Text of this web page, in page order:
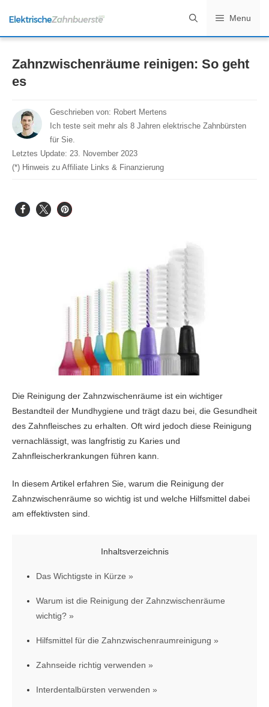
Inhalt
springen
Menu
Zahnzwischenräume reinigen: So geht
es
Geschrieben von: Robert Mertens
Ich teste seit mehr als 8 Jahren elektrische Zahnbürsten
für Sie.
Letztes Update: 23. November 2023
(*) Hinweis zu Affiliate Links & Finanzierung
Die Reinigung der Zahnzwischenräume ist ein wichtiger
Bestandteil der Mundhygiene und trägt dazu bei, die Gesundheit
des Zahnfleisches zu erhalten. Oft wird jedoch diese Reinigung
vernachlässigt, was langfristig zu Karies und
Zahnfleischerkrankungen führen kann.
In diesem Artikel erfahren Sie, warum die Reinigung der
Zahnzwischenräume so wichtig ist und welche Hilfsmittel dabei
am effektivsten sind.
Inhaltsverzeichnis
Das Wichtigste in Kürze
Warum ist die Reinigung der Zahnzwischenräume
wichtig?
Hilfsmittel für die Zahnzwischenraumreinigung
Zahnseide richtig verwenden
Interdentalbürsten verwenden